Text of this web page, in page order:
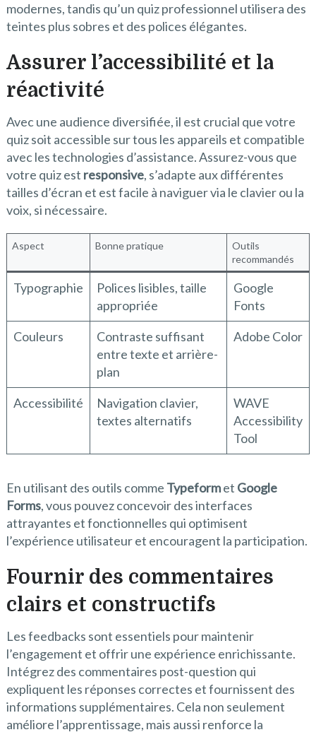
modernes, tandis qu’un quiz professionnel utilisera des
teintes plus sobres et des polices élégantes.
Assurer l’accessibilité et la
réactivité
Avec une audience diversifiée, il est crucial que votre
quiz soit accessible sur tous les appareils et compatible
avec les technologies d’assistance. Assurez-vous que
votre quiz est responsive, s’adapte aux différentes
tailles d’écran et est facile à naviguer via le clavier ou la
voix, si nécessaire.
Aspect Bonne pratique
Outils
recommandés
Typographie
Polices lisibles, taille
appropriée
Google
Fonts
Couleurs
Contraste suffisant
entre texte et arrière-
plan
Adobe Color
Accessibilité
Navigation clavier,
textes alternatifs
WAVE
Accessibility
Tool
En utilisant des outils comme Typeformet Google
Forms, vous pouvez concevoir des interfaces
attrayantes et fonctionnelles qui optimisent
l’expérience utilisateur et encouragent la participation.
Fournir des commentaires
clairs et constructifs
Les feedbacks sont essentiels pour maintenir
l’engagement et offrir une expérience enrichissante.
Intégrez des commentaires post-question qui
expliquent les réponses correctes et fournissent des
informations supplémentaires. Cela non seulement
améliore l’apprentissage, mais aussi renforce la